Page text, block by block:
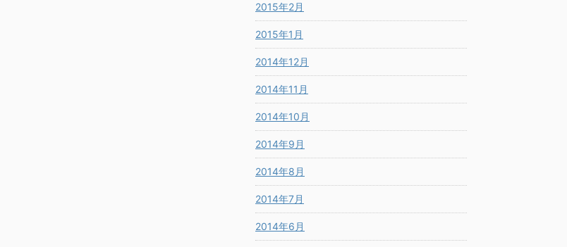
2015年2月
2015年1月
2014年12月
2014年11月
2014年10月
2014年9月
2014年8月
2014年7月
2014年6月